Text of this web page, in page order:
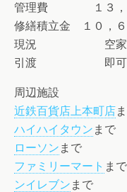
管理費 １３，
修繕積立金 １０，６
現況 空家
引渡 即可
周辺施設
近鉄百貨店上本町店
ハイハイタウン ま
ローソン まで
ファミリーマート ま
ンイレブン まで